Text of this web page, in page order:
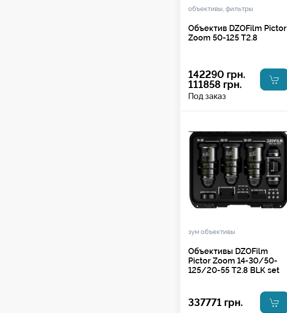
объективы, фильтры
Объектив DZOFilm Pictor
Zoom 50-125 T2.8
142290 грн.
111858 грн.
Под заказ
зум объективы
Объективы DZOFilm
Pictor Zoom 14-30/50-
125/20-55 T2.8 BLK set
337771 грн.